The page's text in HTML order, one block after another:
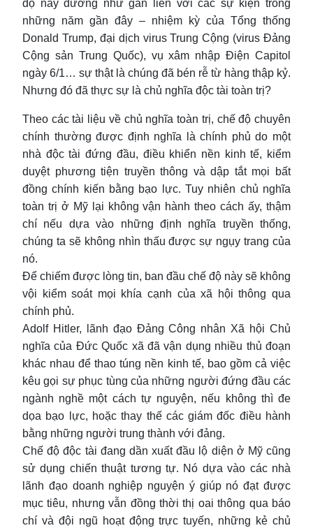
độ này dường như gắn liền với các sự kiện trong
những năm gần đây – nhiệm kỳ của Tổng thống
Donald Trump, đại dịch virus Trung Cộng (virus Đảng
Cộng sản Trung Quốc), vụ xâm nhập Điện Capitol
ngày 6/1… sự thật là chúng đã bén rễ từ hàng thập kỷ.
Nhưng đó đã thực sự là chủ nghĩa độc tài toàn trị?
Theo các tài liệu về chủ nghĩa toàn trị, chế độ chuyên
chính thường được định nghĩa là chính phủ do một
nhà độc tài đứng đầu, điều khiển nền kinh tế, kiểm
duyệt phương tiện truyền thông và dập tắt mọi bất
đồng chính kiến bằng bạo lực. Tuy nhiên chủ nghĩa
toàn trị ở Mỹ lại không vận hành theo cách ấy, thậm
chí nếu dựa vào những định nghĩa truyền thống,
chúng ta sẽ không nhìn thấu được sự ngụy trang của
nó.
Để chiếm được lòng tin, ban đầu chế độ này sẽ không
vội kiểm soát mọi khía cạnh của xã hội thông qua
chính phủ.
Adolf Hitler, lãnh đạo Đảng Công nhân Xã hội Chủ
nghĩa của Đức Quốc xã đã vận dụng nhiều thủ đoạn
khác nhau để thao túng nền kinh tế, bao gồm cả việc
kêu gọi sự phục tùng của những người đứng đầu các
ngành nghề một cách tự nguyện, nếu không thì đe
dọa bạo lực, hoặc thay thế các giám đốc điều hành
bằng những người trung thành với đảng.
Chế độ độc tài đang dần xuất đầu lộ diện ở Mỹ cũng
sử dụng chiến thuật tương tự. Nó dựa vào các nhà
lãnh đạo doanh nghiệp nguyện ý giúp nó đạt được
mục tiêu, nhưng vẫn đồng thời thị oai thông qua báo
chí và đội ngũ hoạt động trực tuyến, những kẻ chủ